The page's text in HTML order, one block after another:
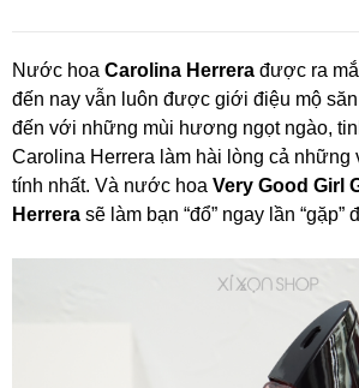
Nước hoa Carolina Herrera được ra
đến nay vẫn luôn được giới điệu mộ
đến với những mùi hương ngọt ngào,
Carolina Herrera làm hài lòng cả những
tính nhất. Và nước hoa Very Good Girl
Herrera sẽ làm bạn “đổ” ngay lần “gặp”